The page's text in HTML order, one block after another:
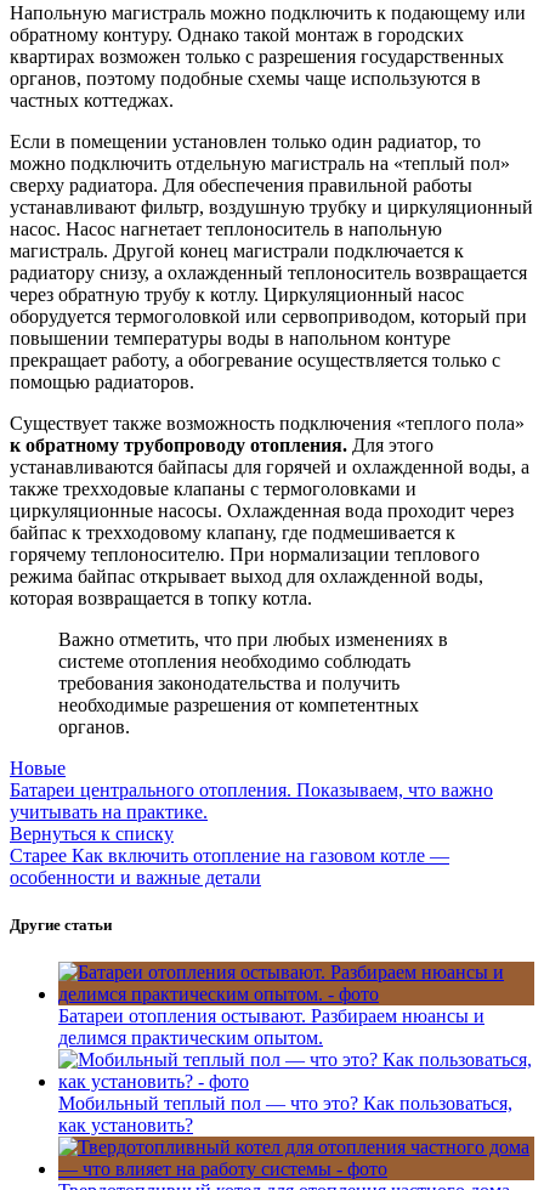
Напольную магистраль можно подключить к подающему или
обратному контуру. Однако такой монтаж в городских
квартирах возможен только с разрешения государственных
органов, поэтому подобные схемы чаще используются в
частных коттеджах.
Если в помещении установлен только один радиатор, то
можно подключить отдельную магистраль на «теплый пол»
сверху радиатора. Для обеспечения правильной работы
устанавливают фильтр, воздушную трубку и циркуляционный
насос. Насос нагнетает теплоноситель в напольную
магистраль. Другой конец магистрали подключается к
радиатору снизу, а охлажденный теплоноситель возвращается
через обратную трубу к котлу. Циркуляционный насос
оборудуется термоголовкой или сервоприводом, который при
повышении температуры воды в напольном контуре
прекращает работу, а обогревание осуществляется только с
помощью радиаторов.
Существует также возможность подключения «теплого пола»
к обратному трубопроводу отопления. Для этого
устанавливаются байпасы для горячей и охлажденной воды, а
также трехходовые клапаны с термоголовками и
циркуляционные насосы. Охлажденная вода проходит через
байпас к трехходовому клапану, где подмешивается к
горячему теплоносителю. При нормализации теплового
режима байпас открывает выход для охлажденной воды,
которая возвращается в топку котла.
Важно отметить, что при любых изменениях в
системе отопления необходимо соблюдать
требования законодательства и получить
необходимые разрешения от компетентных
органов.
Новые
Батареи центрального отопления. Показываем, что важно
учитывать на практике.
Вернуться к списку
Старее Как включить отопление на газовом котле —
особенности и важные детали
Другие статьи
Батареи отопления остывают. Разбираем нюансы и
делимся практическим опытом.
Мобильный теплый пол — что это? Как пользоваться,
как установить?